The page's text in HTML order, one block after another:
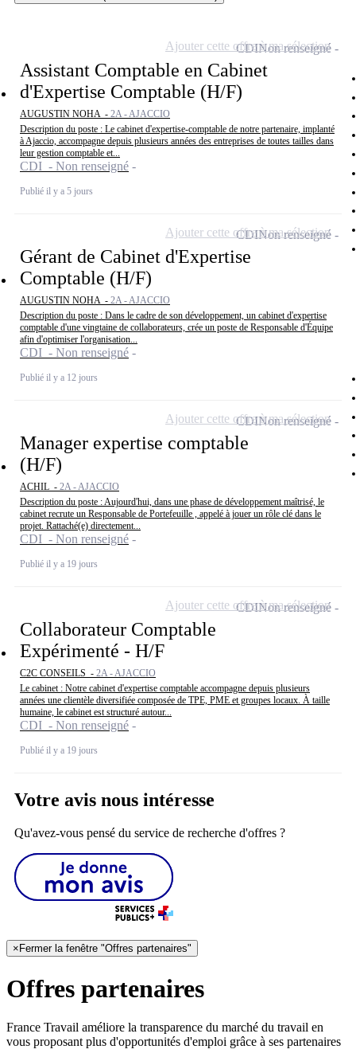
Assistant Comptable en Cabinet
d'Expertise Comptable (H/F)
AUGUSTIN NOHA - 2A - AJACCIO
Description du poste : Le cabinet d'expertise-comptable de notre partenaire, implanté
à Ajaccio, accompagne depuis plusieurs années des entreprises de toutes tailles dans
leur gestion comptable et...
CDI - Non renseigné
Publié il y a 5 jours
CDINon renseigné
Ajouter cette offre à ma sélection
Gérant de Cabinet d'Expertise
Comptable (H/F)
AUGUSTIN NOHA - 2A - AJACCIO
Description du poste : Dans le cadre de son développement, un cabinet d'expertise
comptable d'une vingtaine de collaborateurs, crée un poste de Responsable d'Équipe
afin d'optimiser l'organisation...
CDI - Non renseigné
Publié il y a 12 jours
CDINon renseigné
Ajouter cette offre à ma sélection
Manager expertise comptable
(H/F)
ACHIL - 2A - AJACCIO
Description du poste : Aujourd'hui, dans une phase de développement maîtrisé, le
cabinet recrute un Responsable de Portefeuille , appelé à jouer un rôle clé dans le
projet. Rattaché(e) directement...
CDI - Non renseigné
Publié il y a 19 jours
CDINon renseigné
Ajouter cette offre à ma sélection
Collaborateur Comptable
Expérimenté - H/F
C2C CONSEILS - 2A - AJACCIO
Le cabinet : Notre cabinet d'expertise comptable accompagne depuis plusieurs
années une clientèle diversifiée composée de TPE, PME et groupes locaux. À taille
humaine, le cabinet est structuré autour...
CDI - Non renseigné
Publié il y a 19 jours
CDINon renseigné
Ajouter cette offre à ma sélection
Votre avis nous intéresse
Qu'avez-vous pensé du service de recherche d'offres ?
× Fermer la fenêtre "Offres partenaires"
Offres partenaires
France Travail améliore la transparence du marché du travail en
vous proposant plus d'opportunités d'emploi grâce à ses partenaires